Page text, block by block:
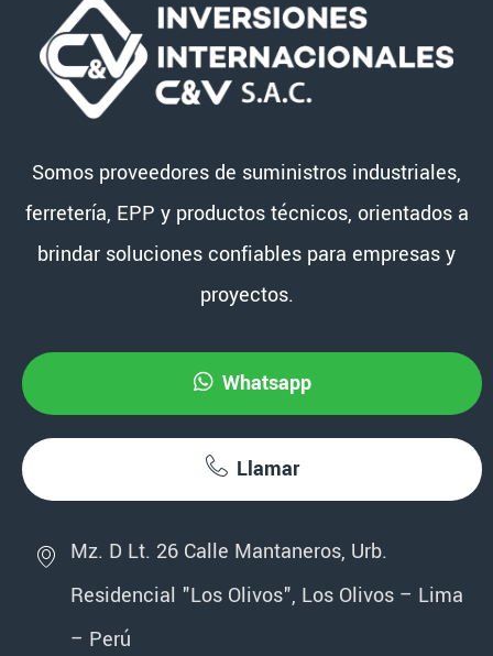
Somos proveedores de suministros industriales,
ferretería, EPP y productos técnicos, orientados a
brindar soluciones confiables para empresas y
proyectos.
Whatsapp
Llamar
Mz. D Lt. 26 Calle Mantaneros, Urb.
Residencial "Los Olivos", Los Olivos – Lima
– Perú